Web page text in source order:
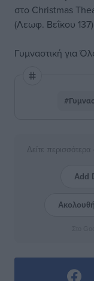
στο Christmas
(Λεωφ. Βεΐκου
Γυμναστική για
Δείτε
Add